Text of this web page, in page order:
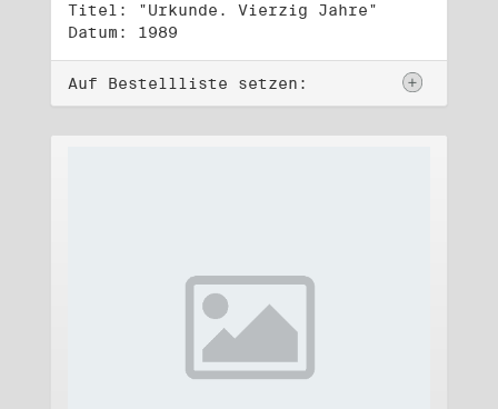
Titel: "Urkunde. Vierzig Jahre"
Datum: 1989
Auf Bestellliste setzen: